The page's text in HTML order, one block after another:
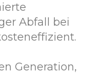
Abfall bei
Generation,